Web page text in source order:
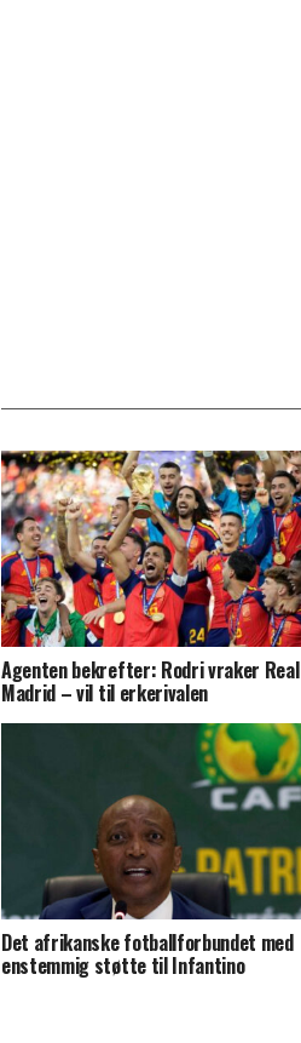
Agenten bekrefter: Rodri vraker Real
Madrid – vil til erkerivalen
Det afrikanske fotballforbundet med
enstemmig støtte til Infantino